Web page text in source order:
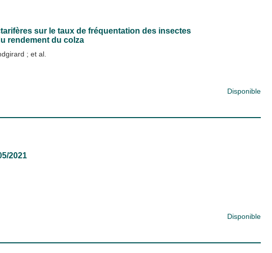
sur le taux de fréquentation des insectes
rendement du colza
; et al.
Disponible
2021
Disponible